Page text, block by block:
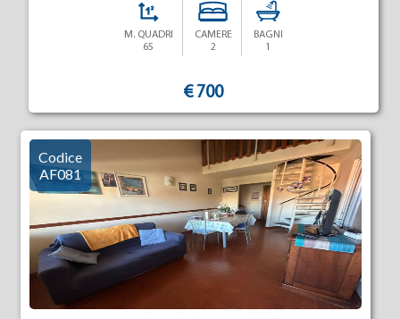
M. QUADRI
65
CAMERE
2
BAGNI
1
€ 700
Codice
AF081